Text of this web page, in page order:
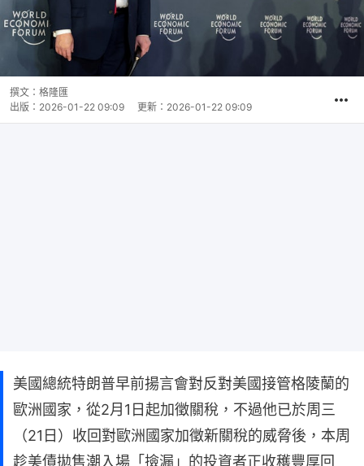
撰文： 格隆匯
出版： 2026-01-22 09:09 更新： 2026-01-22 09:09
美國總統特朗普早前揚言會對反對美國接管格陵蘭的
歐洲國家，從2月1日起加徵關稅，不過他已於周三
（21日）收回對歐洲國家加徵新關稅的威脅後，本周
趁美債拋售潮入場「撿漏」的投資者正收穫豐厚回